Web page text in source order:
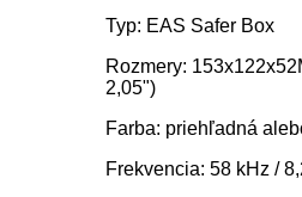
Typ: EAS Safer Box
Rozmery:
2,05")
Farba: priehľadná
Frekvencia: 58 kHz /